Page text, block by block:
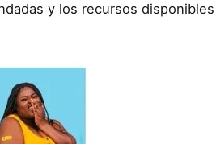
y los recursos